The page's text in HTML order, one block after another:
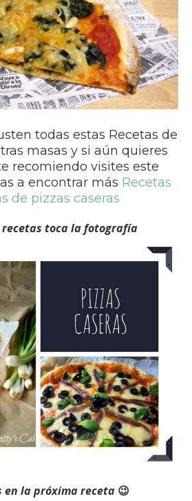
todas estas Recetas de
masas y si aún quieres
recomiendo visites este
a encontrar más Recetas
de pizzas caseras
recetas toca la fotografía
en la próxima receta 😉